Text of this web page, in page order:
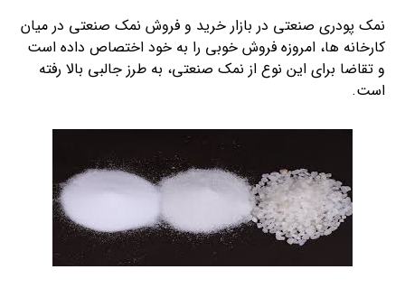
نمک پودری صنعتی در بازار خرید و فروش نمک صنعتی در میان
کارخانه ها، امروزه فروش خوبی را به خود اختصاص داده است
و تقاضا برای این نوع از نمک صنعتی، به طرز جالبی بالا رفته
است.